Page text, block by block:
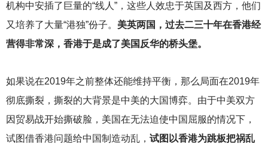
机构中安插了巨量的“线人”，这些人效忠于英国及西方，他们
又培养了大量“港独”份子。 美英两国，过去二三十年在香港经
营得非常深，香港于是成了美国反华的桥头堡。
如果说在2019年之前整体还能维持平衡，那么局面在2019年
彻底撕裂，撕裂的大背景是中美的大国博弈。由于中美双方
因贸易战开始撕破脸，美国在无法迫使中国屈服的情况下，
试图借香港问题给中国制造动乱， 试图以香港为跳板把祸乱